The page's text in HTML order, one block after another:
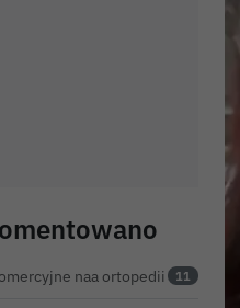
naa ortopedii 11